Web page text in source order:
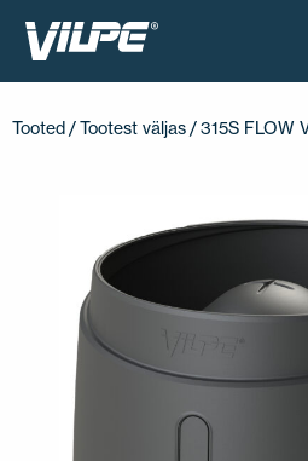
PAIGALDUS JA MATERJALID
AKTUAALNE
VÕTA MEIEGA ÜHENDUST
FI
Tooted /Tootest väljas / 315S FLOW